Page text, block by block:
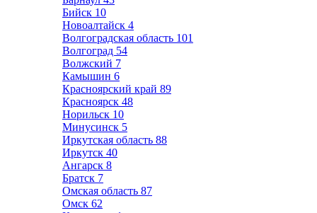
Бийск 10
Новоалтайск 4
Волгоградская область 101
Волгоград 54
Волжский 7
Камышин 6
Красноярский край 89
Красноярск 48
Норильск 10
Минусинск 5
Иркутская область 88
Иркутск 40
Ангарск 8
Братск 7
Омская область 87
Омск 62